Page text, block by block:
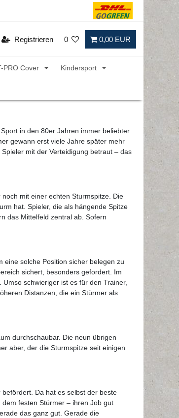
Registrieren 0 0,00 EUR
PRO Cover Kindersport
in den 80er Jahren immer beliebter
gewann erst viele Jahre später mehr
mit der Verteidigung betraut – das
mit einer echten Sturmspitze. Die
hat. Spieler, die als hängende Spitze
das Mittelfeld zentral ab. Sofern
eine solche Position sicher belegen zu
sichert, besonders gefordert. Im
schwieriger ist es für den Trainer,
Distanzen, die ein Stürmer als
durchschaubar. Die neun übrigen
aber, der die Sturmspitze seit einigen
Da hat es selbst der beste
festen Stürmer – ihren Job gut
das ganz gut. Gerade die